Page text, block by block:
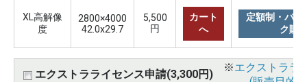
XL高解像
度
2800×4000
42.0x29.7
5,500
円
カート
へ
定額制・バリ
ク購
エクストラライセンス申請(3,300円)
※エクストララ